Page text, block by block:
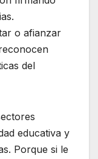
o afianzar
del
educativa y
Porque si le